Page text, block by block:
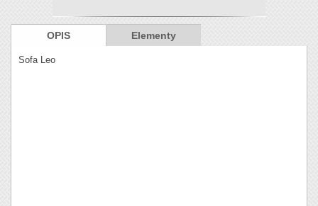
OPIS Elementy
Sofa Leo